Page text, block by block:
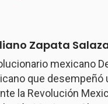
Zapata
mexicano
que desempeñó
la Revolución